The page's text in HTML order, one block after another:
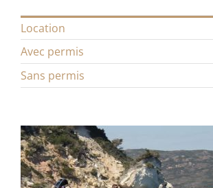
Location
Avec permis
Sans permis